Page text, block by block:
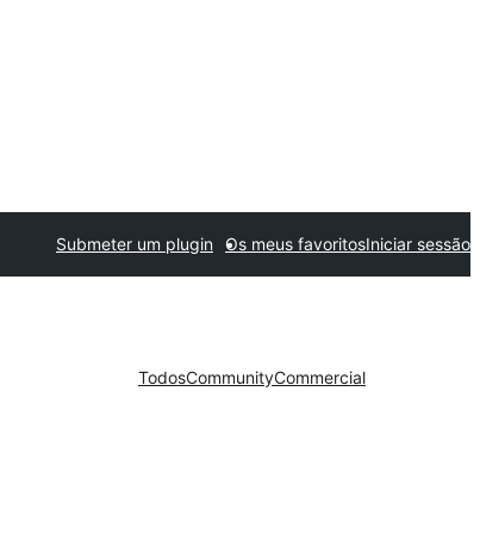
Submeter um plugin Os meus favoritosIniciar sessão
TodosCommunityCommercial